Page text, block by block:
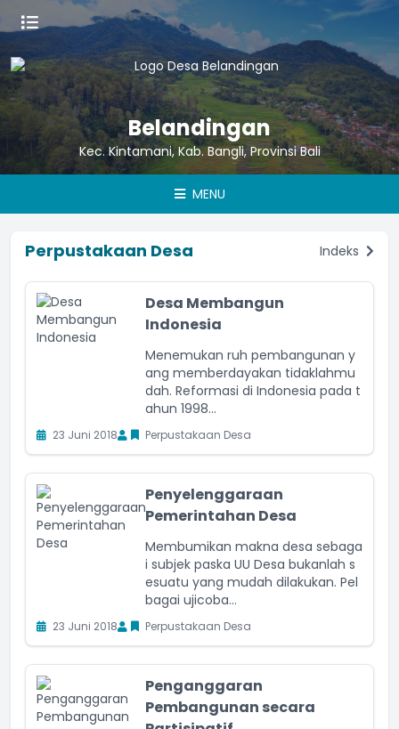
Belandingan
Kec. Kintamani, Kab. Bangli, Provinsi Bali
MENU
Perpustakaan Desa Indeks
Desa Membangun
Indonesia
Menemukan ruh pembangunan y
ang memberdayakan tidaklahmu
dah. Reformasi di Indonesia pada t
ahun 1998...
23 Juni 2018 Perpustakaan Desa
Penyelenggaraan
Pemerintahan Desa
Membumikan makna desa sebaga
i subjek paska UU Desa bukanlah s
esuatu yang mudah dilakukan. Pel
bagai ujicoba...
23 Juni 2018 Perpustakaan Desa
Penganggaran
Pembangunan secara